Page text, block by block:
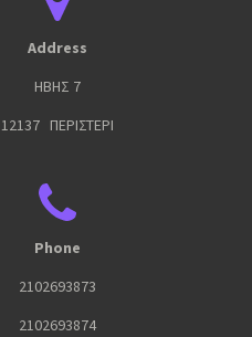
Address
ΗΒΗΣ 7
12137 ΠΕΡΙΣΤΕΡΙ
Phone
2102693873
2102693874